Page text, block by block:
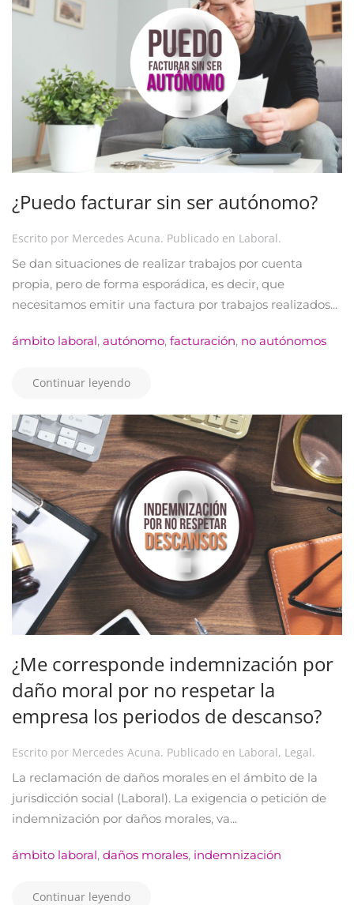
¿Puedo facturar sin ser autónomo?
Escrito por Mercedes Acuna. Publicado en Laboral.
Se dan situaciones de realizar trabajos por cuenta
propia, pero de forma esporádica, es decir, que
necesitamos emitir una factura por trabajos realizados...
ámbito laboral, autónomo, facturación, no autónomos
Continuar leyendo
¿Me corresponde indemnización por
daño moral por no respetar la
empresa los periodos de descanso?
Escrito por Mercedes Acuna. Publicado en Laboral, Legal.
La reclamación de daños morales en el ámbito de la
jurisdicción social (Laboral). La exigencia o petición de
indemnización por daños morales, va...
ámbito laboral, daños morales, indemnización
Continuar leyendo